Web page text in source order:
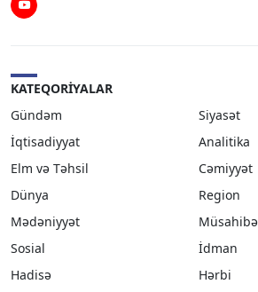
Youtube
KATEQORIYALAR
Gündəm
Siyasət
İqtisadiyyat
Analitika
Elm və Təhsil
Cəmiyyət
Dünya
Region
Mədəniyyət
Müsahibə
Sosial
İdman
Hadisə
Hərbi